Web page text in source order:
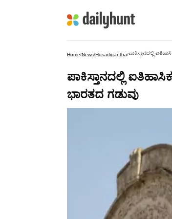
Home/News/Hosadigantha/ಪಾಕಿಸ್ತಾನದಲ್ಲಿ
ಪಾಕಿಸ್ತಾನದಲ್ಲಿ
ಭಾರತದ ಗಡುವು